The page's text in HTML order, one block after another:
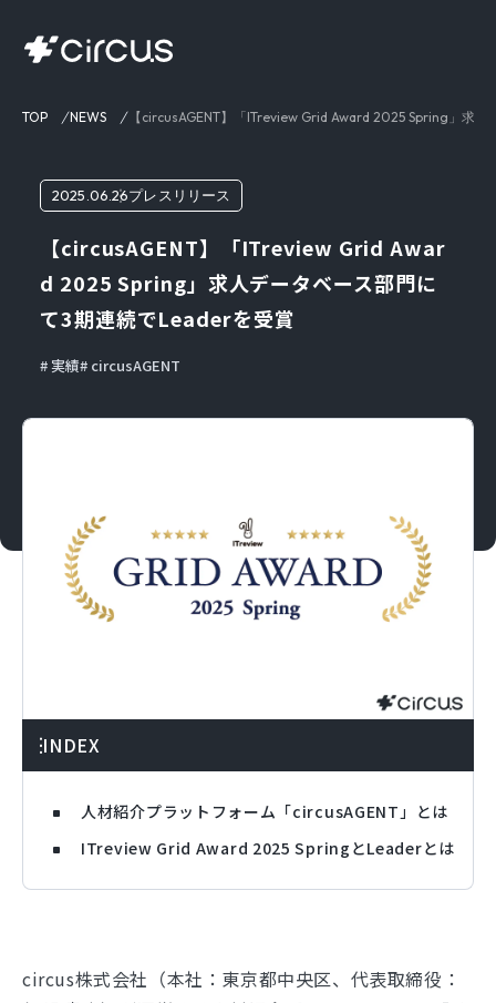
TOP NEWS 【circusAGENT】「ITreview Grid Award 2025 Spring」求
2025.06.26プレスリリース
【circusAGENT】「ITreview Grid Awar
d 2025 Spring」求人データベース部門に
て3期連続でLeaderを受賞
実績 circusAGENT
INDEX
人材紹介プラットフォーム「circusAGENT」とは
ITreview Grid Award 2025 SpringとLeaderとは
circus株式会社（本社：東京都中央区、代表取締役：